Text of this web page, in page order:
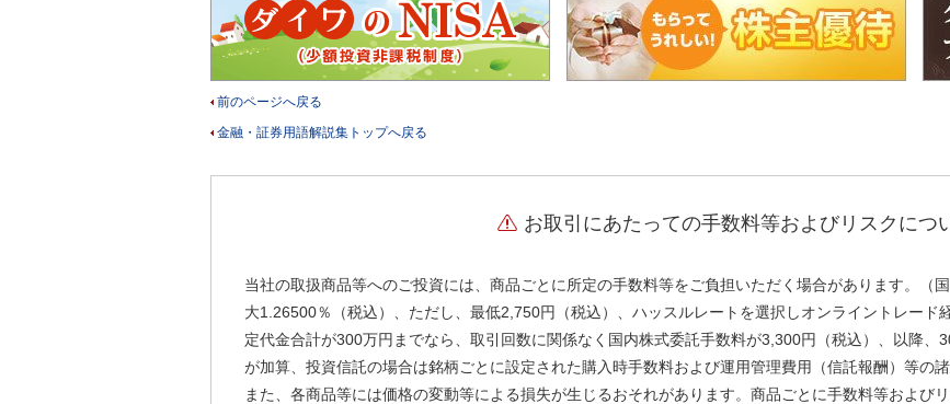
前のページへ戻る
金融・証券用語解説集トップへ戻る
お取引にあたっての手数料等およびリスクにつ
当社の取扱商品等へのご投資には、商品ごとに所定の手数料等をご負担いただく場合があります。（
大1.26500％（税込）、ただし、最低2,750円（税込）、ハッスルレートを選択しオンライントレード
定代金合計が300万円までなら、取引回数に関係なく国内株式委託手数料が3,300円（税込）、以降、
が加算、投資信託の場合は銘柄ごとに設定された購入時手数料および運用管理費用（信託報酬）等の諸
また、各商品等には価格の変動等による損失が生じるおそれがあります。商品ごとに手数料等および